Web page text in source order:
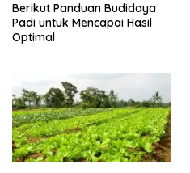
Berikut Panduan Budidaya
Padi untuk Mencapai Hasil
Optimal